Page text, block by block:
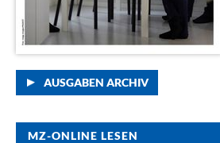
AUSGABEN ARCHIV
MZ-ONLINE LESEN